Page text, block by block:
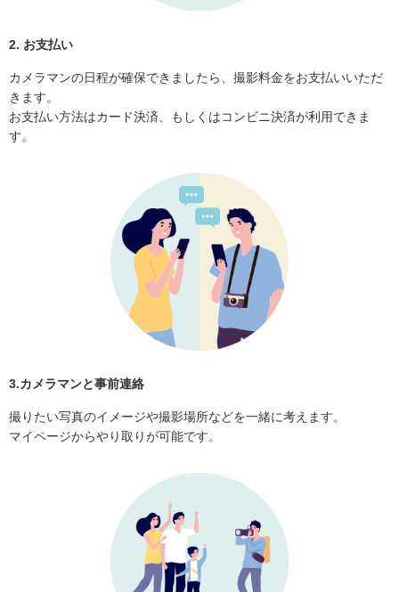
2. お支払い
カメラマンの日程が確保できましたら、撮影料金をお支払いいただ
きます。
お支払い方法はカード決済、もしくはコンビニ決済が利用できま
す。
3.カメラマンと事前連絡
撮りたい写真のイメージや撮影場所などを一緒に考えます。
マイページからやり取りが可能です。